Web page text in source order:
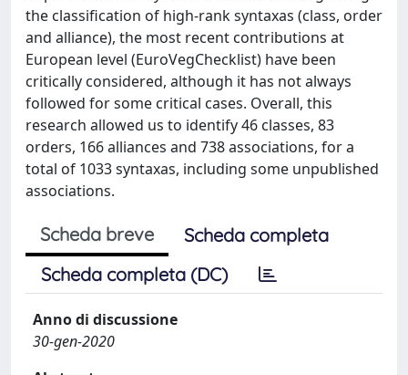
the classification of high-rank syntaxas (class, order
and alliance), the most recent contributions at
European level (EuroVegChecklist) have been
critically considered, although it has not always
followed for some critical cases. Overall, this
research allowed us to identify 46 classes, 83
orders, 166 alliances and 738 associations, for a
total of 1033 syntaxas, including some unpublished
associations.
Scheda breve
Scheda completa
Scheda completa (DC)
Anno di discussione
30-gen-2020